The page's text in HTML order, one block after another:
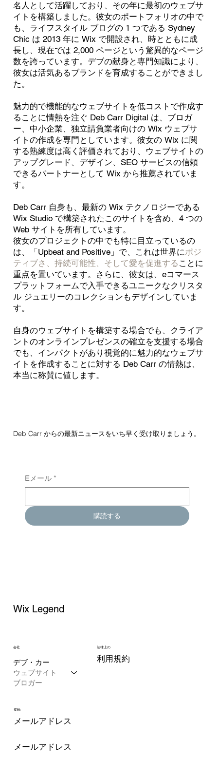
名人として活躍しており、その年に最初のウェブサ
イトを構築しました。彼女のポートフォリオの中で
も、ライフスタイル ブログの 1 つである Sydney
Chic は 2013 年に Wix で開設され、時とともに成
長し、現在では 2,000 ページという驚異的なページ
数を誇っています。デブの献身と専門知識により、
彼女は活気あるブランドを育成することができまし
た。
魅力的で機能的なウェブサイトを低コストで作成す
ることに情熱を注ぐ Deb Carr Digital は、ブロガ
ー、中小企業、独立請負業者向けの Wix ウェブサ
イトの作成を専門としています。彼女の Wix に関
する熟練度は高く評価されており、ウェブサイトの
アップグレード、デザイン、SEO サービスの信頼
できるパートナーとして Wix から推薦されていま
す。
Deb Carr 自身も、最新の Wix テクノロジーである
Wix Studio で構築されたこのサイトを含め、4 つの
Web サイトを所有しています。
彼女のプロジェクトの中でも特に目立っているの
は、「Upbeat and Positive」で、これは世界にポジ
ティブさ、持続可能性、そして愛を促進する ことに
重点を置いています。さらに、彼女は、eコマース
プラットフォームで入手できるユニークなクリスタ
ル ジュエリーのコレクションもデザインしていま
す。
自身のウェブサイトを構築する場合でも、クライア
ントのオンラインプレゼンスの確立を支援する場合
でも、インパクトがあり視覚的に魅力的なウェブサ
イトを作成することに対する Deb Carr の情熱は、
本当に称賛に値します。
Deb Carr からの最新ニュースをいち早く受け取りましょう。
Eメール *
購読する
Wix Legend
デブ・カー
ウェブサイト
ブロガー
会社 法律上の
利用規約
接触
メールアドレス
メールアドレス